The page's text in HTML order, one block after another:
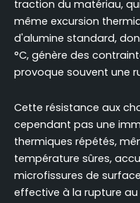
traction du matériau,
même excursion
d'alumine standard,
°C, génère des
provoque souvent une
Cette résistance aux
cependant pas une
thermiques répétés,
température sûres,
microfissures de
effective à la rupture